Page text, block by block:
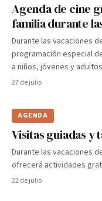
Agenda de cine
familia durante
Durante las vacaciones
programación especial
a niños, jóvenes y
27 de julio
AGENDA
Visitas guiadas y
Durante las vacaciones
ofrecerá actividades
22 de julio